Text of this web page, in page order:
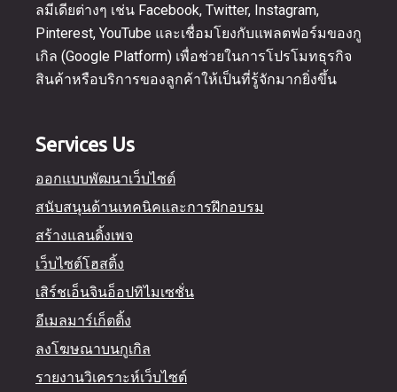
ลมีเดียต่างๆ เช่น Facebook, Twitter, Instagram,
Pinterest, YouTube และเชื่อมโยงกับแพลตฟอร์มของกู
เกิล (Google Platform) เพื่อช่วยในการโปรโมทธุรกิจ
สินค้าหรือบริการของลูกค้าให้เป็นที่รู้จักมากยิ่งขึ้น
Services Us
ออกแบบพัฒนาเว็บไซต์
สนับสนุนด้านเทคนิคและการฝึกอบรม
สร้างแลนดิ้งเพจ
เว็บไซต์โฮสติ้ง
เสิร์ชเอ็นจินอ็อปทิไมเซชั่น
อีเมลมาร์เก็ตติ้ง
ลงโฆษณาบนกูเกิล
รายงานวิเคราะห์เว็บไซต์